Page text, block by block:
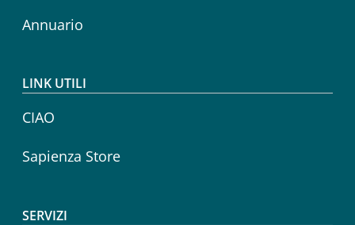
Annuario
LINK UTILI
CIAO
Sapienza Store
SERVIZI